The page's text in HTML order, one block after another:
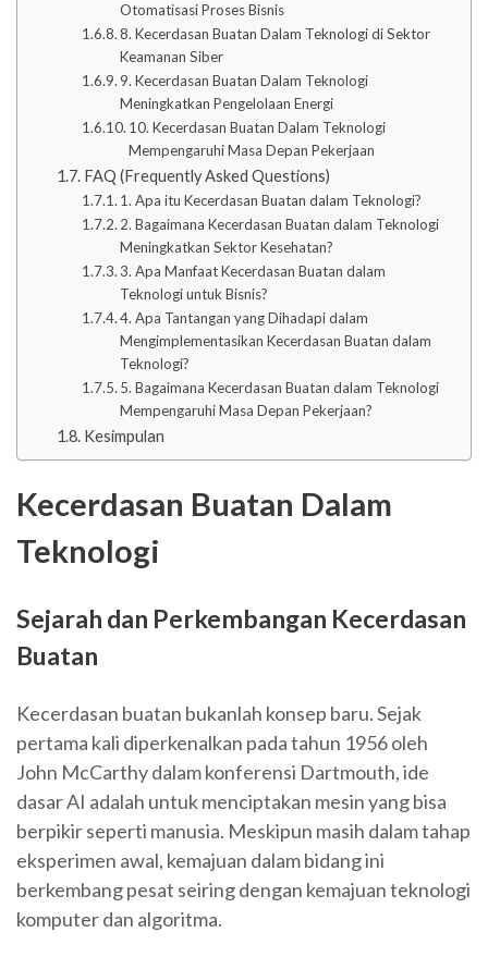
Otomatisasi Proses Bisnis
8. Kecerdasan Buatan Dalam Teknologi di Sektor
Keamanan Siber
9. Kecerdasan Buatan Dalam Teknologi
Meningkatkan Pengelolaan Energi
10. Kecerdasan Buatan Dalam Teknologi
Mempengaruhi Masa Depan Pekerjaan
FAQ (Frequently Asked Questions)
1. Apa itu Kecerdasan Buatan dalam Teknologi?
2. Bagaimana Kecerdasan Buatan dalam Teknologi
Meningkatkan Sektor Kesehatan?
3. Apa Manfaat Kecerdasan Buatan dalam
Teknologi untuk Bisnis?
4. Apa Tantangan yang Dihadapi dalam
Mengimplementasikan Kecerdasan Buatan dalam
Teknologi?
5. Bagaimana Kecerdasan Buatan dalam Teknologi
Mempengaruhi Masa Depan Pekerjaan?
Kesimpulan
Kecerdasan Buatan Dalam
Teknologi
Sejarah dan Perkembangan Kecerdasan
Buatan
Kecerdasan buatan bukanlah konsep baru. Sejak
pertama kali diperkenalkan pada tahun 1956 oleh
John McCarthy dalam konferensi Dartmouth, ide
dasar AI adalah untuk menciptakan mesin yang bisa
berpikir seperti manusia. Meskipun masih dalam tahap
eksperimen awal, kemajuan dalam bidang ini
berkembang pesat seiring dengan kemajuan teknologi
komputer dan algoritma.